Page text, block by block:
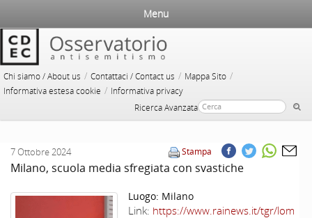
Chi siamo / About us / Contattaci / Contact us / Mappa Sito /
Informativa estesa cookie / Informativa privacy
Ricerca Avanzata
Menu
Stampa
7 Ottobre 2024
Milano, scuola media sfregiata con svastiche
Luogo: Milano
Link: https://www.rainews.it/tgr/lom